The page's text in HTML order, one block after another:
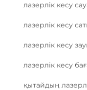
лазерлік кесу
лазерлік кесу
лазерлік кесу
лазерлік кесу
қытайдың